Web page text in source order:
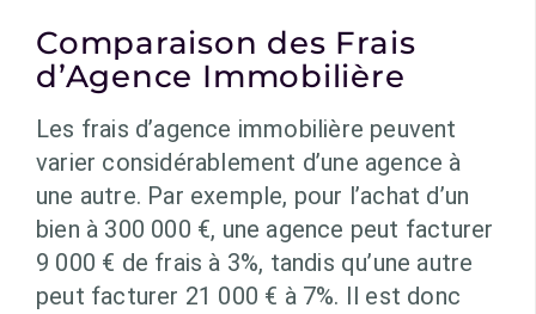
Comparaison des Frais
d’Agence Immobilière
Les frais d’agence immobilière peuvent
varier considérablement d’une agence à
une autre. Par exemple, pour l’achat d’un
bien à 300 000 €, une agence peut facturer
9 000 € de frais à 3%, tandis qu’une autre
peut facturer 21 000 € à 7%. Il est donc